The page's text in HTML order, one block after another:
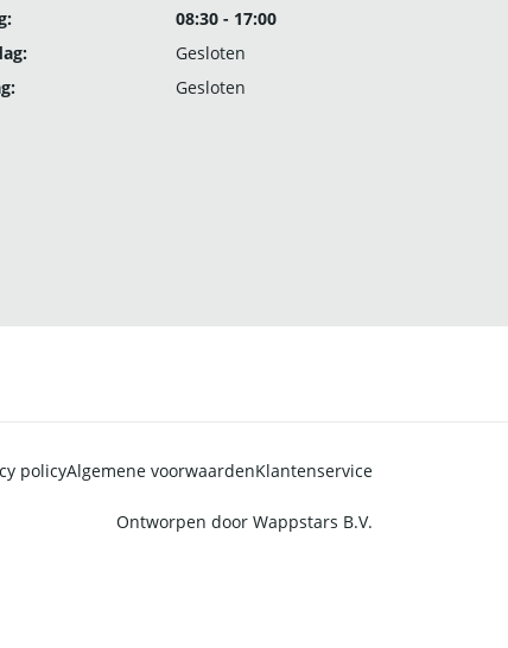
08:30 - 17:00
Gesloten
Gesloten
policyAlgemene voorwaardenKlantenservice
Ontworpen door Wappstars B.V.